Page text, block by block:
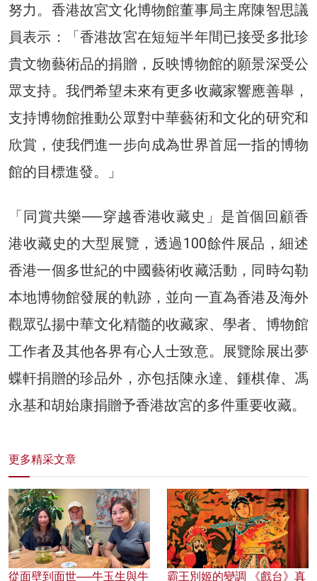
努力。香港故宮文化博物館董事局主席陳智思議
員表示：「香港故宮在短短半年間已接受多批珍
貴文物藝術品的捐贈，反映博物館的願景深受公
眾支持。我們希望未來有更多收藏家響應善舉，
支持博物館推動公眾對中華藝術和文化的研究和
欣賞，使我們進一步向成為世界首屈一指的博物
館的目標進發。」
「同賞共樂──穿越香港收藏史」是首個回顧香
港收藏史的大型展覽，透過100餘件展品，細述
香港一個多世紀的中國藝術收藏活動，同時勾勒
本地博物館發展的軌跡，並向一直為香港及海外
觀眾弘揚中華文化精髓的收藏家、學者、博物館
工作者及其他各界有心人士致意。展覽除展出夢
蝶軒捐贈的珍品外，亦包括陳永達、鍾棋偉、馮
永基和胡始康捐贈予香港故宮的多件重要收藏。
更多精采文章
從面壁到面世──牛玉生與牛
霸王別姬的變調 《戲台》真